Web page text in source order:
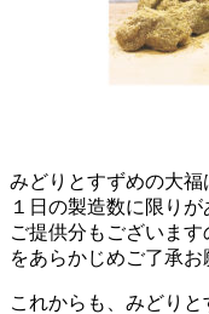
みどりとすずめの大福
１日の製造数に限り
ご提供分もございま
をあらかじめご了承お
これからも、みどり